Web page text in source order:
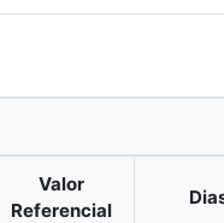
Valor
Referencial